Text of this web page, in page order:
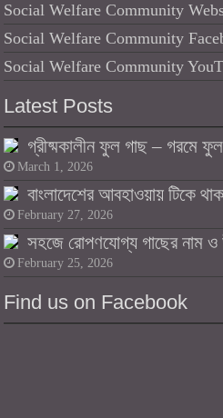
Social Welfare Community
Social Welfare Community
Social Welfare Community
Latest Posts
গ্রীষ্মকালীন ফুল গাছ – গরমে
March 1, 2026
বাংলাদেশের আবহাওয়ায় টিকে
February 27, 2026
সহজে রোপণযোগ্য গাছের নাম ও
February 25, 2026
Find us on Facebook